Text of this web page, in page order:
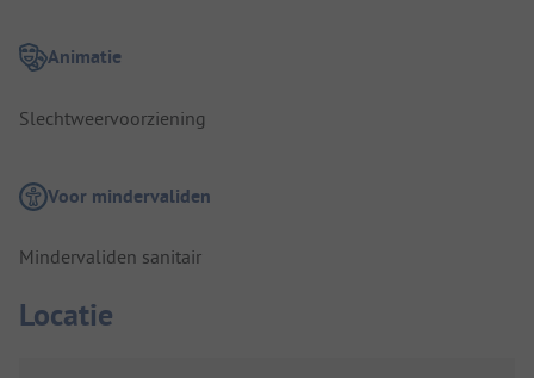
Animatie
Slechtweervoorziening
Voor mindervaliden
Mindervaliden sanitair
Locatie